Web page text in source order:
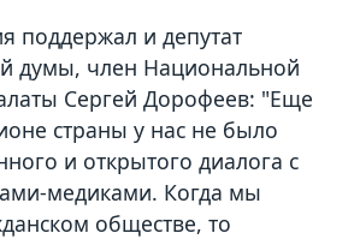
поддержал и депутат
думы, член Национальной
Сергей Дорофеев: "Еще
страны у нас не было
и открытого диалога с
медиками. Когда мы
обществе, то